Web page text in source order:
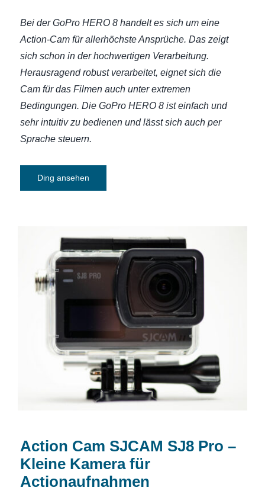
Bei der GoPro HERO 8 handelt es sich um eine
Action-Cam für allerhöchste Ansprüche. Das zeigt
sich schon in der hochwertigen Verarbeitung.
Herausragend robust verarbeitet, eignet sich die
Cam für das Filmen auch unter extremen
Bedingungen. Die GoPro HERO 8 ist einfach und
sehr intuitiv zu bedienen und lässt sich auch per
Sprache steuern.
Ding ansehen
Action Cam SJCAM SJ8 Pro – Kleine
Kamera für Actionaufnahmen
Action Cam SJCAM SJ8 Pro –
Kleine Kamera für
Actionaufnahmen